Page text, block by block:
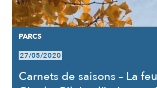
PARCS
27/05/2020
Carnets de saisons – La